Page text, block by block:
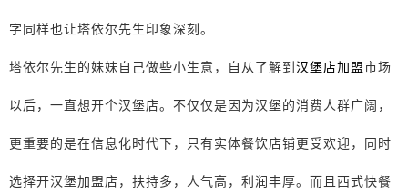
字同样也让塔依尔先生印象深刻。
塔依尔先生的妹妹自己做些小生意，自从了解到 汉堡店加盟市场
以后，一直想开个汉堡店。不仅仅是因为汉堡的消费人群广阔，
更重要的是在信息化时代下，只有实体餐饮店铺更受欢迎，同时
选择开汉堡加盟店，扶持多，人气高，利润丰厚。而且西式快餐